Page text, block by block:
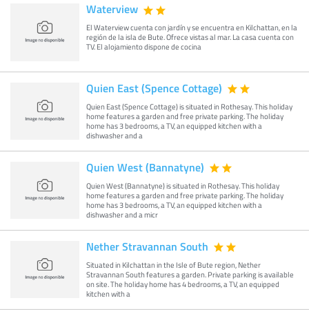
Waterview
El Waterview cuenta con jardín y se encuentra en Kilchattan, en la
región de la isla de Bute. Ofrece vistas al mar. La casa cuenta con
TV. El alojamiento dispone de cocina
Quien East (Spence Cottage)
Quien East (Spence Cottage) is situated in Rothesay. This holiday
home features a garden and free private parking. The holiday
home has 3 bedrooms, a TV, an equipped kitchen with a
dishwasher and a
Quien West (Bannatyne)
Quien West (Bannatyne) is situated in Rothesay. This holiday
home features a garden and free private parking. The holiday
home has 3 bedrooms, a TV, an equipped kitchen with a
dishwasher and a micr
Nether Stravannan South
Situated in Kilchattan in the Isle of Bute region, Nether
Stravannan South features a garden. Private parking is available
on site. The holiday home has 4 bedrooms, a TV, an equipped
kitchen with a